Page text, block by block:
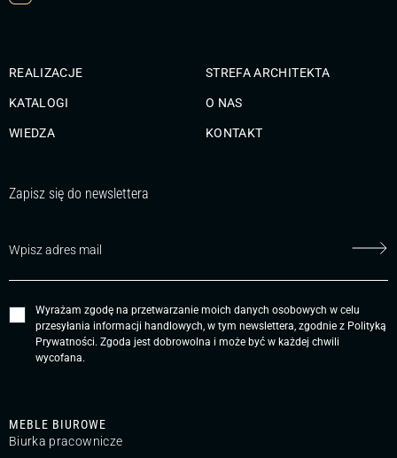
MEBLE BIUROWE
Biurka pracownicze
REALIZACJE
KATALOGI
WIEDZA
STREFA ARCHITEKTA
O NAS
KONTAKT
Zapisz się do newslettera
Wyrażam zgodę na przetwarzanie moich danych osobowych w celu
przesyłania informacji handlowych, w tym newslettera, zgodnie z Polityką
Prywatności. Zgoda jest dobrowolna i może być w każdej chwili
wycofana.